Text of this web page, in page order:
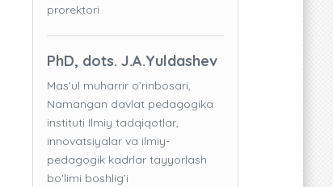
prorektori
PhD, dots. J.A.Yuldashev
Mas’ul muharrir o’rinbosari,
Namangan davlat pedagogika
instituti Ilmiy tadqiqotlar,
innovatsiyalar va ilmiy-
pedagogik kadrlar tayyorlash
bo'limi boshlig’i